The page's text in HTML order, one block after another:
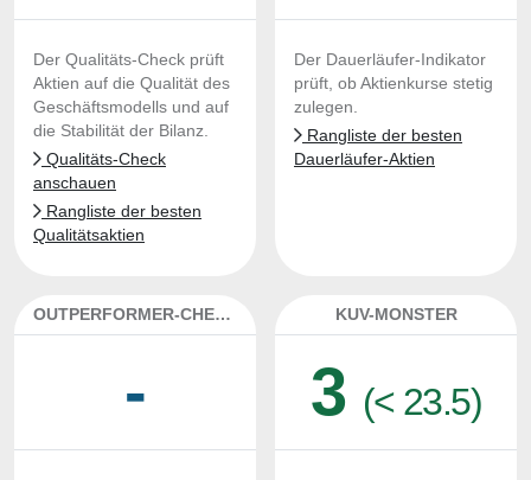
Der Qualitäts-Check prüft
Aktien auf die Qualität des
Geschäftsmodells und auf
die Stabilität der Bilanz.
Qualitäts-Check
anschauen
Rangliste der besten
Qualitätsaktien
Der Dauerläufer-Indikator
prüft, ob Aktienkurse stetig
zulegen.
Rangliste der besten
Dauerläufer-Aktien
OUTPERFORMER-CHECK
-
KUV-MONSTER
3 (< 23.5)